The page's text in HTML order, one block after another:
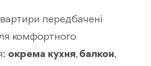
передбачені
комфортного
окрема кухня,балкон,